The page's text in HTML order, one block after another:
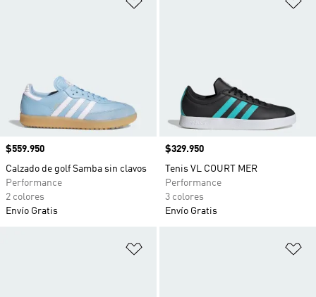
Precio
$559.950
Calzado de golf Samba sin clavos
Performance
2 colores
Envío Gratis
Precio
$329.950
Tenis VL COURT MER
Performance
3 colores
Envío Gratis